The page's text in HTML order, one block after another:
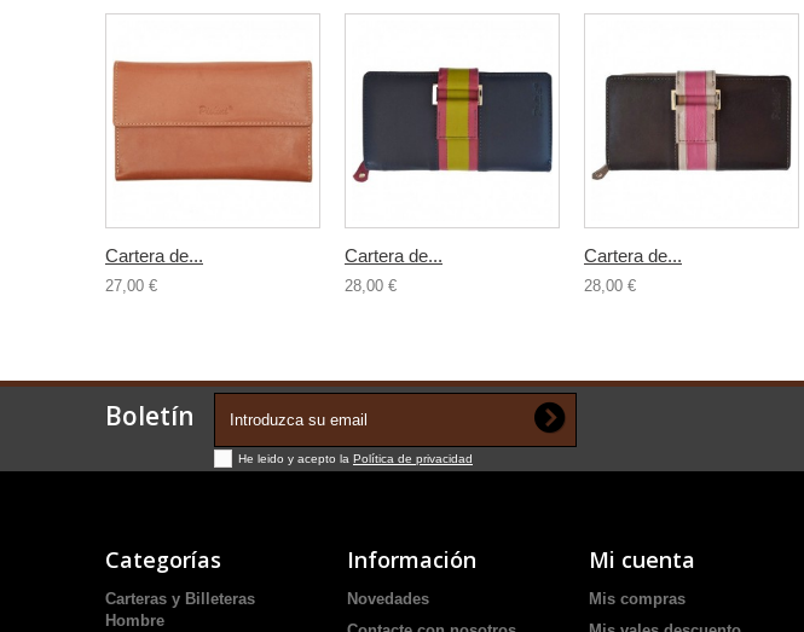
Cartera de...
27,00 €
Cartera de...
28,00 €
Cartera de...
28,00 €
Boletín
He leido y acepto la Política de privacidad
Categorías
Carteras y Billeteras
Hombre
Información
Novedades
Mi cuenta
Mis compras